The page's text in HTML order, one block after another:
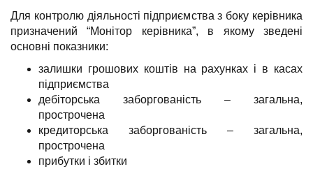
Для контролю діяльності підприємства з боку керівника
призначений “Монітор керівника”, в якому зведені
основні показники:
залишки грошових коштів на рахунках і в касах
підприємства
дебіторська заборгованість – загальна,
прострочена
кредиторська заборгованість – загальна,
прострочена
прибутки і збитки